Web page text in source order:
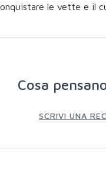
le vette e il
Cosa
SCRIVI UNA